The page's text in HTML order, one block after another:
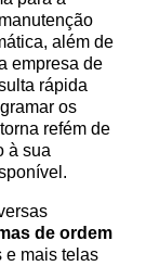
além de
empresa de
rápida
os
refém de
à sua
de ordem
e mais telas